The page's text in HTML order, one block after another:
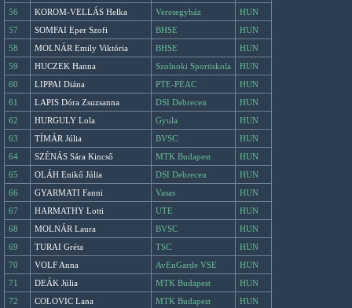
56
KOROM-VELLÁS Helka Veresegyház
HUN
57
SOMFAI Eper Szofi BHSE
HUN
58
MOLNÁR Emily Viktória BHSE
HUN
59
HUCZEK Hanna Szolnoki Sportiskola
HUN
60
LIPPAI Diána PTE-PEAC
HUN
61
LAPIS Dóra Zsuzsanna DSI Debrecen
HUN
62
HURGULY Lola Gyula
HUN
63
TÍMÁR Júlia BVSC
HUN
64
SZÉNÁS Sára Kincső MTK Budapest
HUN
65
OLÁH Enikő Júlia DSI Debrecen
HUN
66
GYARMATI Fanni Vasas
HUN
67
HARMATHY Lotti UTE
HUN
68
MOLNÁR Laura BVSC
HUN
69
TURAI Gréta TSC
HUN
70
VOLF Anna AvEnGarde VSE
HUN
71
DEÁK Júlia MTK Budapest
HUN
72
COLOVIC Lana MTK Budapest
HUN